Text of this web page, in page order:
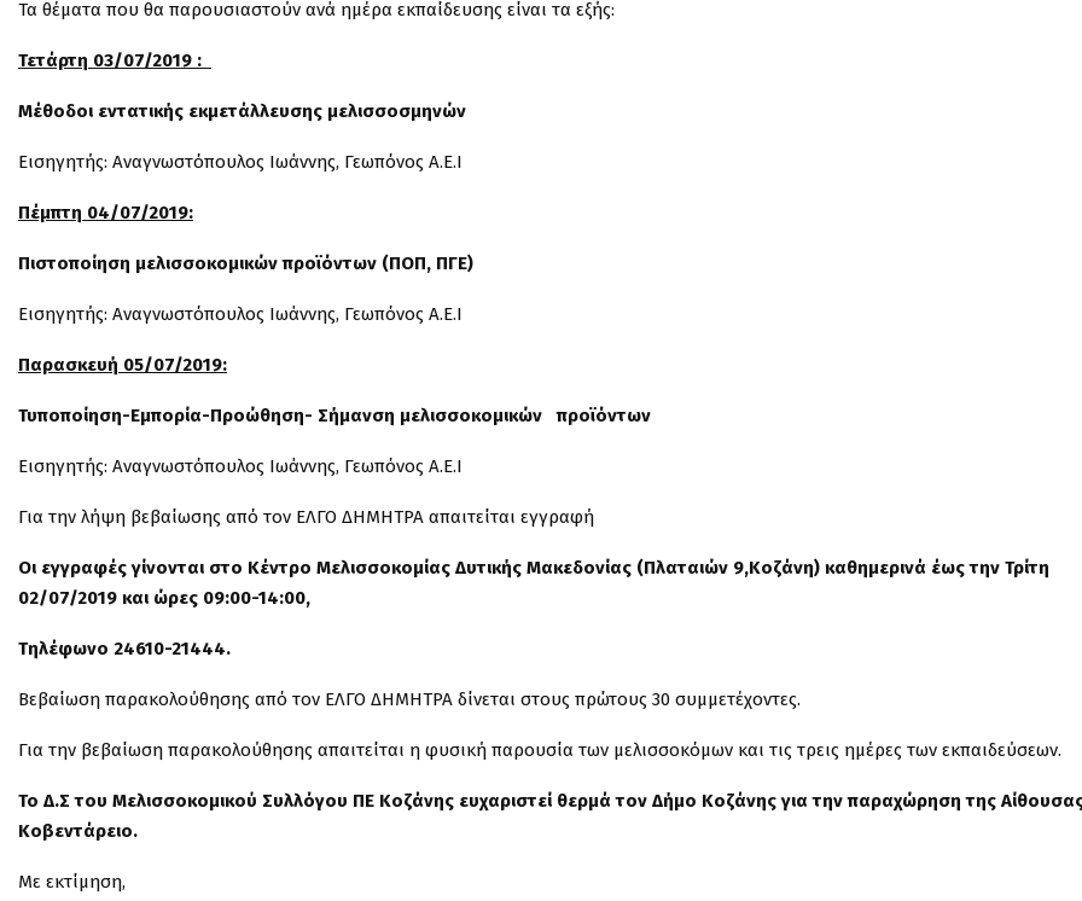
Τα θέματα που θα παρουσιαστούν ανά ημέρα εκπαίδευσης είναι τα εξής:
Τετάρτη 03/07/2019 :
Μέθοδοι εντατικής εκμετάλλευσης μελισσοσμηνών
Εισηγητής: Αναγνωστόπουλος Ιωάννης, Γεωπόνος Α.Ε.Ι
Πέμπτη 04/07/2019:
Πιστοποίηση μελισσοκομικών προϊόντων (ΠΟΠ, ΠΓΕ)
Εισηγητής: Αναγνωστόπουλος Ιωάννης, Γεωπόνος Α.Ε.Ι
Παρασκευή 05/07/2019:
Τυποποίηση-Εμπορία-Προώθηση- Σήμανση μελισσοκομικών προϊόντων
Εισηγητής: Αναγνωστόπουλος Ιωάννης, Γεωπόνος Α.Ε.Ι
Για την λήψη βεβαίωσης από τον ΕΛΓΟ ΔΗΜΗΤΡΑ απαιτείται εγγραφή
Οι εγγραφές γίνονται στο Κέντρο Μελισσοκομίας Δυτικής Μακεδονίας (Πλαταιών 9,Κοζάνη) καθημερινά έως την Τρίτη
02/07/2019 και ώρες 09:00-14:00,
Τηλέφωνο 24610-21444.
Βεβαίωση παρακολούθησης από τον ΕΛΓΟ ΔΗΜΗΤΡΑ δίνεται στους πρώτους 30 συμμετέχοντες.
Για την βεβαίωση παρακολούθησης απαιτείται η φυσική παρουσία των μελισσοκόμων και τις τρεις ημέρες των εκπαιδεύσεων.
Το Δ.Σ του Μελισσοκομικού Συλλόγου ΠΕ Κοζάνης ευχαριστεί θερμά τον Δήμο Κοζάνης για την παραχώρηση της
Κοβεντάρειο.
Με εκτίμηση,